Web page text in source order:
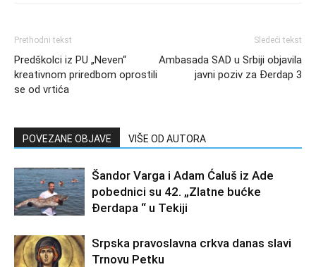
Prethodni tekst
Predškolci iz PU „Neven“
kreativnom priredbom oprostili
se od vrtića
Sledeći tekst
Ambasada SAD u Srbiji objavila
javni poziv za Đerdap 3
POVEZANE OBJAVE VIŠE OD AUTORA
Šandor Varga i Adam Ćaluš iz Ade
pobednici su 42. „Zlatne bućke
Đerdapa “ u Tekiji
Srpska pravoslavna crkva danas slavi
Trnovu Petku